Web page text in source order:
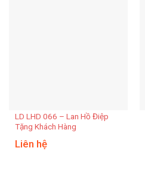
LD LHD 066 – Lan Hồ Điệp
Tặng Khách Hàng
Liên hệ